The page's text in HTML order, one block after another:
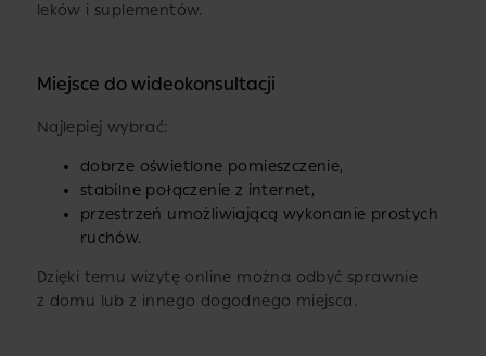
leków i suplementów.
Miejsce do wideokonsultacji
Najlepiej wybrać:
dobrze oświetlone pomieszczenie,
stabilne połączenie z internet,
przestrzeń umożliwiającą wykonanie prostych
ruchów.
Dzięki temu wizytę online można odbyć sprawnie
z domu lub z innego dogodnego miejsca.